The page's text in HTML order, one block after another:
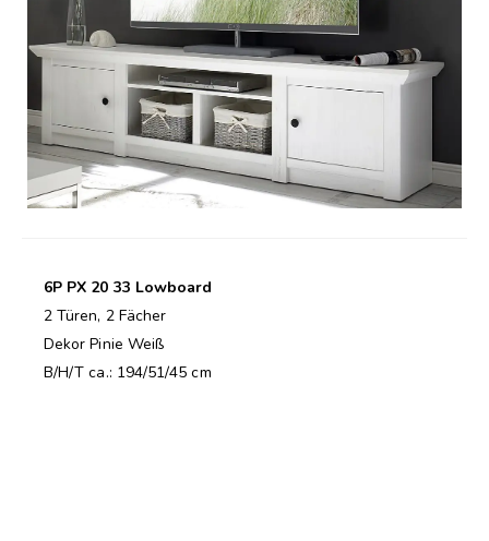
6P PX 20 33 Lowboard
2 Türen, 2 Fächer
Dekor Pinie Weiß
B/H/T ca.: 194/51/45 cm